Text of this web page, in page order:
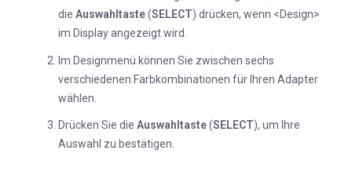
die Auswahltaste(SELECT) drücken, wenn <Design>
im Display angezeigt wird.
Im Designmenü können Sie zwischen sechs
verschiedenen Farbkombinationen für Ihren Adapter
wählen.
Drücken Sie die Auswahltaste(SELECT), um Ihre
Auswahl zu bestätigen.